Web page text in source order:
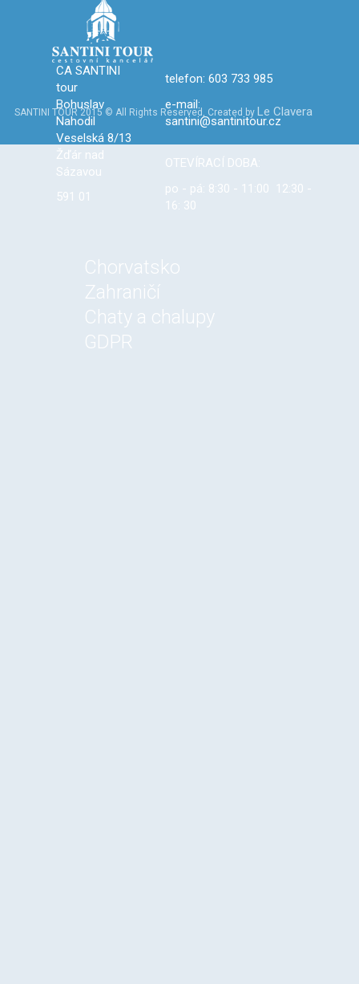
CA SANTINI
tour
telefon: 603 733 985
Bohuslav
Nahodil
e-mail:
santini@santinitour.cz
Veselská 8/13
Žďár nad
Sázavou
OTEVÍRACÍ DOBA:
591 01
po - pá: 8:30 - 11:00 12:30 -
16: 30
Chorvatsko
Zahraničí
Chaty a chalupy
GDPR
SANTINI TOUR 2015 © All Rights Reserved, Created by Le Clavera